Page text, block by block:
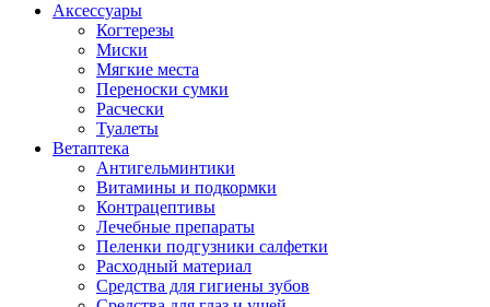
Аксессуары
Когтерезы
Миски
Мягкие места
Переноски сумки
Расчески
Туалеты
Ветаптека
Антигельминтики
Витамины и подкормки
Контрацептивы
Лечебные препараты
Пеленки подгузники салфетки
Расходный материал
Средства для гигиены зубов